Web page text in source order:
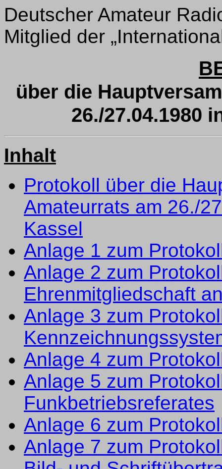
Deutscher Amateur
Mitglied der
über die
26./27.04.1980
Inhalt
Protokoll über die
Amateurrats am 26./
Kassel
Anlage 1 zum
Anlage 2 zum
Ehrenmitgliedschaft
Anlage 3 zum
Anlage 4 zum
Anlage 5 zum
Funkbetriebsreferates
Anlage 6 zum
Anlage 7 zum